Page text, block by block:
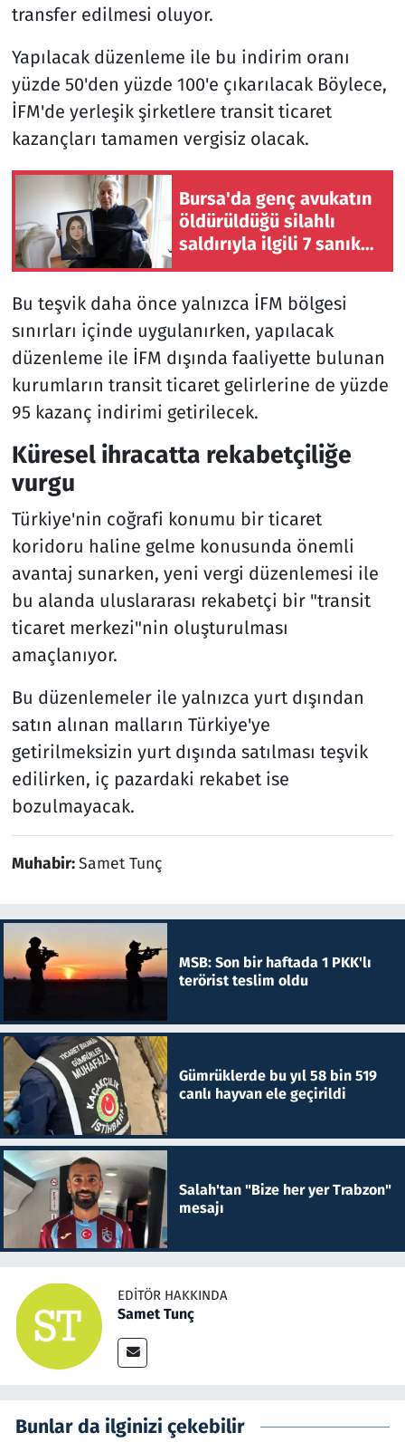
transfer edilmesi oluyor.
Yapılacak düzenleme ile bu indirim oranı
yüzde 50'den yüzde 100'e çıkarılacak Böylece,
İFM'de yerleşik şirketlere transit ticaret
kazançları tamamen vergisiz olacak.
Bursa'da genç avukatın
öldürüldüğü silahlı
saldırıyla ilgili 7 sanık
Bu teşvik daha önce yalnızca İFM bölgesi
sınırları içinde uygulanırken, yapılacak
düzenleme ile İFM dışında faaliyette bulunan
kurumların transit ticaret gelirlerine de yüzde
95 kazanç indirimi getirilecek.
Küresel ihracatta rekabetçiliğe
vurgu
Türkiye'nin coğrafi konumu bir ticaret
koridoru haline gelme konusunda önemli
avantaj sunarken, yeni vergi düzenlemesi ile
bu alanda uluslararası rekabetçi bir "transit
ticaret merkezi"nin oluşturulması
amaçlanıyor.
Bu düzenlemeler ile yalnızca yurt dışından
satın alınan malların Türkiye'ye
getirilmeksizin yurt dışında satılması teşvik
edilirken, iç pazardaki rekabet ise
bozulmayacak.
Muhabir:Samet Tunç
MSB: Son bir haftada 1 PKK'lı
terörist teslim oldu
Gümrüklerde bu yıl 58 bin 519
canlı hayvan ele geçirildi
Salah'tan "Bize her yer Trabzon"
mesajı
EDITÖR HAKKINDA
Samet Tunç
Bunlar da ilginizi çekebilir